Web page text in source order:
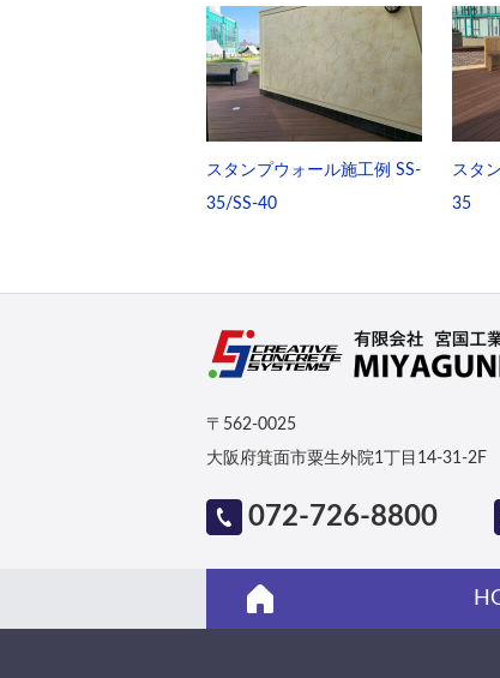
スタンプウォール施工例 SS-
35/SS-40
スタ
35
〒562-0025
大阪府箕面市粟生外院1丁目14-31-2F
072-726-8800